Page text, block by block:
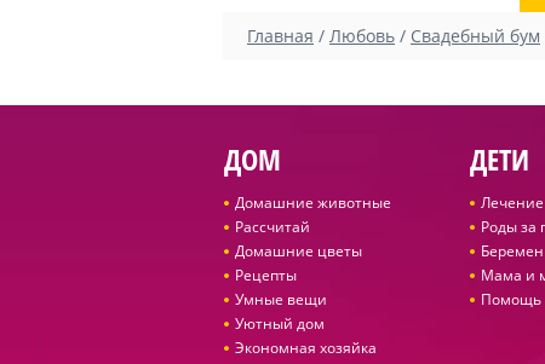
Главная / Любовь / Свадебный бум
ДОМ
Домашние животные
Рассчитай
Домашние цветы
Рецепты
Умные вещи
Уютный дом
Экономная хозяйка
ДЕТИ
Роды за
Мама и
Помощь